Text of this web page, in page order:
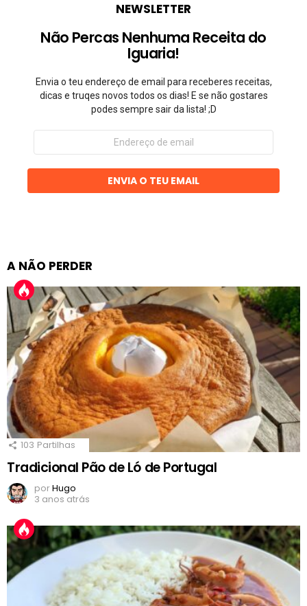
NEWSLETTER
Não Percas Nenhuma Receita do
Iguaria!
Envia o teu endereço de email para receberes receitas,
dicas e truqes novos todos os dias! E se não gostares
podes sempre sair da lista! ;D
Endereço
email
ENVIA O TEU EMAIL
A NÃO PERDER
103 Partilhas
Tradicional Pão de Ló de Portugal
porHugo
3 anos atrás